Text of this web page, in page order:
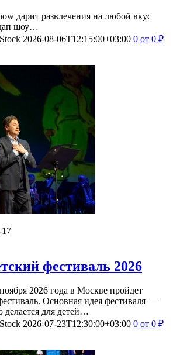
дарит развлечения на любой вкус
шоу…
2026-08-06T12:15:00+03:00 0 от 0 ₽
17
фестиваль 2026
2026 года в Москве пройдет
Основная идея фестиваля —
делается для детей…
2026-07-23T12:30:00+03:00 0 от 0 ₽